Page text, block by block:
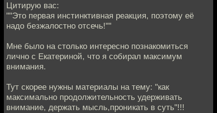
Цитирую вас:
""Это первая инстинктивная реакция, поэтому её
надо безжалостно отсечь!""
Мне было на столько интересно познакомиться
лично с Екатериной, что я собирал максимум
внимания.
Тут скорее нужны материалы на тему: "как
максимально продолжительность удерживать
внимание, держать мысль,проникать в суть"!!!